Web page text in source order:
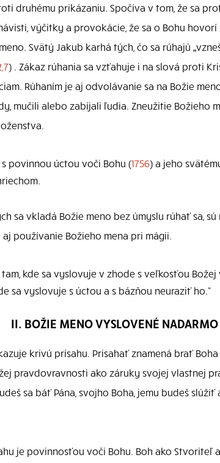
druhému prikázaniu. Spočíva v tom, že sa
výčitky a provokácie, že sa o Bohu hovorí
Svätý Jakub karhá tých, čo sa rúhajú
) . Zákaz rúhania sa vzťahuje i na slová proti
Rúhaním je aj odvolávanie sa na Božie
mučili alebo zabíjali ľudia. Zneužitie Božieho
povinnou úctou voči Bohu (1756) a jeho
sa vkladá Božie meno bez úmyslu rúhať sa,
používanie Božieho mena pri mágii.
tam, kde sa vyslovuje v zhode s veľkosťou
sa vyslovuje s úctou a s bázňou neuraziť ho.“
II. BOŽIE MENO VYSLOVENÉ NADARMO
krivú prísahu. Prisahať znamená brať
pravdovravnosti ako záruky svojej vlastnej
sa báť Pána, svojho Boha, jemu budeš
je povinnosťou voči Bohu. Boh ako Stvoriteľ